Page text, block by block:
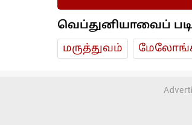
வெப்துனியாவைப்
மரு‌த்துவ‌ம்